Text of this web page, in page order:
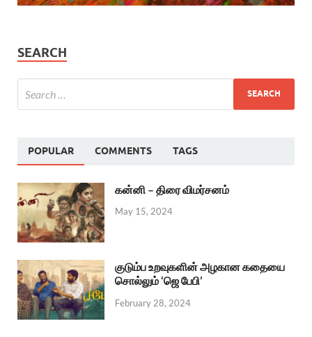
SEARCH
POPULAR COMMENTS TAGS
கன்னி – திரை விமர்சனம்
May 15, 2024
குடும்ப உறவுகளின் அழகான கதையை
சொல்லும் ‘ஜெ பேபி’
February 28, 2024